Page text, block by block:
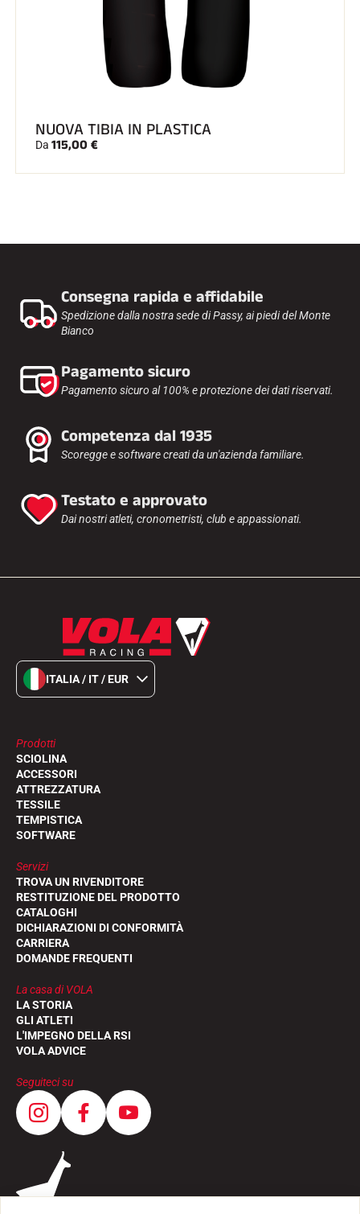
NUOVA TIBIA IN PLASTICA
Da 115,00 €
Consegna rapida e affidabile
Spedizione dalla nostra sede di Passy, ai piedi del Monte
Bianco
Pagamento sicuro
Pagamento sicuro al 100% e protezione dei dati riservati.
Competenza dal 1935
Scoregge e software creati da un'azienda familiare.
Testato e approvato
Dai nostri atleti, cronometristi, club e appassionati.
ITALIA / IT / EUR
Prodotti
SCIOLINA
ACCESSORI
ATTREZZATURA
TESSILE
TEMPISTICA
SOFTWARE
Servizi
TROVA UN RIVENDITORE
RESTITUZIONE DEL PRODOTTO
CATALOGHI
DICHIARAZIONI DI CONFORMITÀ
CARRIERA
DOMANDE FREQUENTI
La casa di VOLA
LA STORIA
GLI ATLETI
L'IMPEGNO DELLA RSI
VOLA ADVICE
Seguiteci su